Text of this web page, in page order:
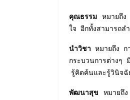
คุณธรรม หมายถึง
ใจ อีกทั้งสามารถ
นำวิชา หมายถึง ก
กระบวนการต่างๆ
รู้คิดค้นและรู้วินิจฉั
พัฒนาสุข หมายถึ